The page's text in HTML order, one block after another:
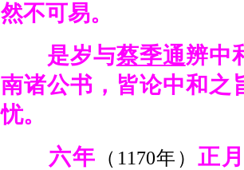
然不可易。
是岁与蔡季通辨中
南诸公书，皆论中和之
忧。
六年 （1170年）正